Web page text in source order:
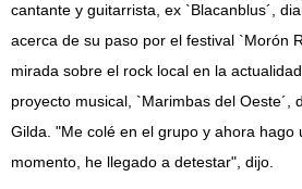
cantante y guitarrista, ex `Blacanblus´,
acerca de su paso por el festival `Morón
mirada sobre el rock local en la
proyecto musical, `Marimbas del Oeste´,
Gilda. "Me colé en el grupo y ahora hago
momento, he llegado a detestar", dijo.